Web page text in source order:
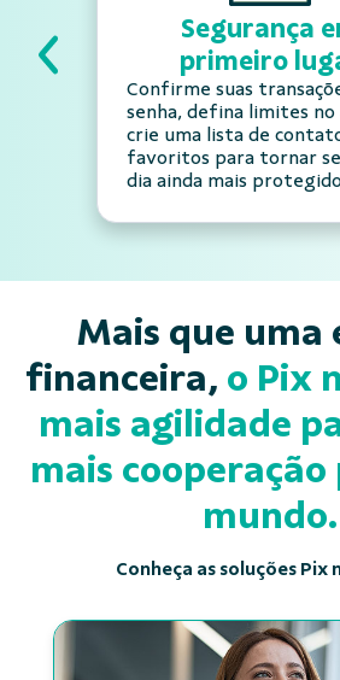
Segurança
primeiro
Confirme suas
senha, defina limites no
crie uma lista de
favoritos para tornar
dia ainda mais
Mais que uma
financeira, o Pix
mais agilidade
mais
mundo.
Conheça as soluções Pix